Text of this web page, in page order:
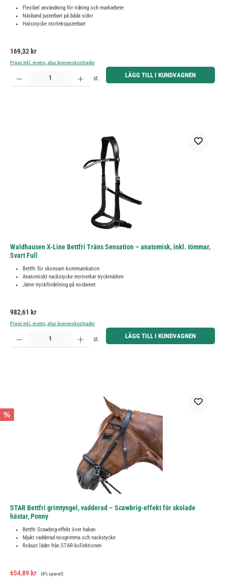
Flexibel användning för ridning och markarbete
Näsband justerbart på båda sidor
Halsstycke storleksjusterbart
Ordinarie pris:
169,32 kr
Priser inkl. moms, plus leveranskostnader
Produktkvantitet: Ange önskat belopp eller använd knapparna för att öka eller minska kvantiteten.
st. LÄGG TILL I KUNDVAGNEN
Waldhausen X-Line Bettfri Träns Sensation – anatomisk, inkl. tömmar,
Svart Full
Bettfri för skonsam kommunikation
Anatomiskt nackstycke motverkar tryckmärken
Jämn tryckfördelning på nosbenet
Ordinarie pris:
982,61 kr
Priser inkl. moms, plus leveranskostnader
Produktkvantitet: Ange önskat belopp eller använd knapparna för att öka eller minska kvantiteten.
st. LÄGG TILL I KUNDVAGNEN
%
STAR Bettfri grimtyngel, vadderad – Scawbrig-effekt för skolade
hästar, Ponny
Bettfri Scawbrig-effekt över hakan
Mjukt vadderad nosgrimma och nackstycke
Robust läder från STAR-kollektionen
Försäljningspris:
654,89 kr Ordinarie pris:
(8% sparat)